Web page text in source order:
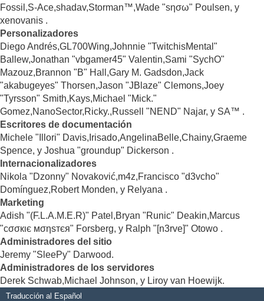
Fossil,S-Ace,shadav,Storman™,Wade "sησω" Poulsen, y
xenovanis .
Personalizadores
Diego Andrés,GL700Wing,Johnnie "TwitchisMental"
Ballew,Jonathan "vbgamer45" Valentin,Sami "SychO"
Mazouz,Brannon "B" Hall,Gary M. Gadsdon,Jack
"akabugeyes" Thorsen,Jason "JBlaze" Clemons,Joey
"Tyrsson" Smith,Kays,Michael "Mick."
Gomez,NanoSector,Ricky.,Russell "NEND" Najar, y SA™ .
Escritores de documentación
Michele "Illori" Davis,Irisado,AngelinaBelle,Chainy,Graeme
Spence, y Joshua "groundup" Dickerson .
Internacionalizadores
Nikola "Dzonny" Novaković,m4z,Francisco "d3vcho"
Domínguez,Robert Monden, y Relyana .
Marketing
Adish "(F.L.A.M.E.R)" Patel,Bryan "Runic" Deakin,Marcus
"cσσкιє мσηѕтєя" Forsberg, y Ralph "[n3rve]" Otowo .
Administradores del sitio
Jeremy "SleePy" Darwood.
Administradores de los servidores
Derek Schwab,Michael Johnson, y Liroy van Hoewijk.
Traducción al Español